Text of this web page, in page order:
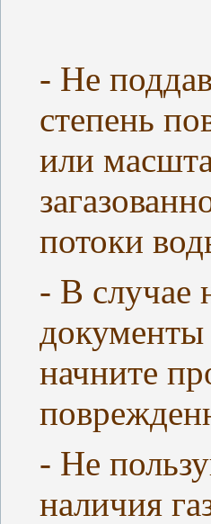
- Не
степень
или
потоки
- В случае
начните
- Не
наличия